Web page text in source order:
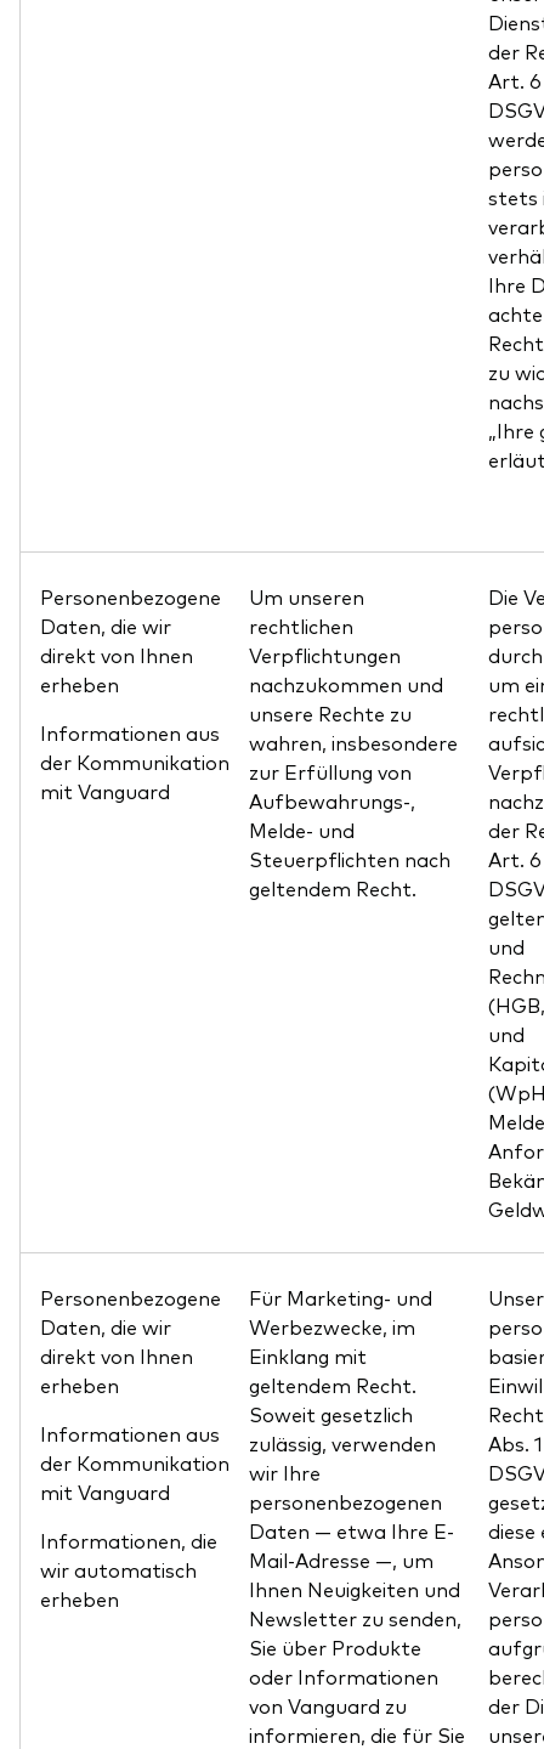
der
Art.
stets
Ihre
zu
„Ihre
Personenbezogene
Daten, die wir
direkt von Ihnen
erheben
Informationen aus
der Kommunikation
mit Vanguard
Um unseren
rechtlichen
Verpflichtungen
nachzukommen und
unsere Rechte zu
wahren, insbesondere
zur Erfüllung von
Aufbewahrungs-,
Melde- und
Steuerpflichten nach
geltendem Recht.
Die
um
der
Art. 6
und
und
Personenbezogene
Daten, die wir
direkt von Ihnen
erheben
Informationen aus
der Kommunikation
mit Vanguard
Informationen, die
wir automatisch
erheben
Für Marketing- und
Werbezwecke, im
Einklang mit
geltendem Recht.
Soweit gesetzlich
zulässig, verwenden
wir Ihre
personenbezogenen
Daten — etwa Ihre E-
Mail-Adresse —, um
Ihnen Neuigkeiten und
Newsletter zu senden,
Sie über Produkte
oder Informationen
von Vanguard zu
informieren, die für Sie
Abs.
diese
der